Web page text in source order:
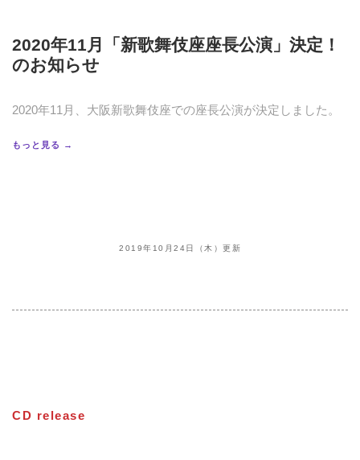
2020年11月「新歌舞伎座座長公演」決定！
のお知らせ
2020年11月、大阪新歌舞伎座での座長公演が決定しました。
もっと見る →
2019年10月24日（木）更新
CD release